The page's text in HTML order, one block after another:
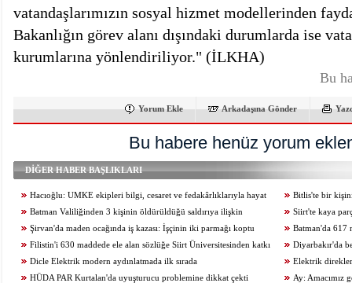
vatandaşlarımızın sosyal hizmet modellerinden
Bakanlığın görev alanı dışındaki durumlarda ise
kurumlarına yönlendiriliyor." (İLKHA)
Bu
Yorum Ekle Arkadaşına Gönder
Bu habere henüz yorum
DİĞER HABER BAŞLIKLARI
Hacıoğlu: UMKE ekipleri bilgi, cesaret ve fedakârlıklarıyla hayat
kurtarıyor
Bitlis'te bir
Batman Valiliğinden 3 kişinin öldürüldüğü saldırıya ilişkin
açıklama
Siirt'te kaya
kaybetti
Şirvan'da maden ocağında iş kazası: İşçinin iki parmağı koptu
Batman'da 617
Filistin'i 630 maddede ele alan sözlüğe Siirt Üniversitesinden katkı
Diyarbakır'da
kurtuldu
Dicle Elektrik modern aydınlatmada ilk sırada
Elektrik
HÜDA PAR Kurtalan'da uyuşturucu problemine dikkat çekti
Ay: Amacımız